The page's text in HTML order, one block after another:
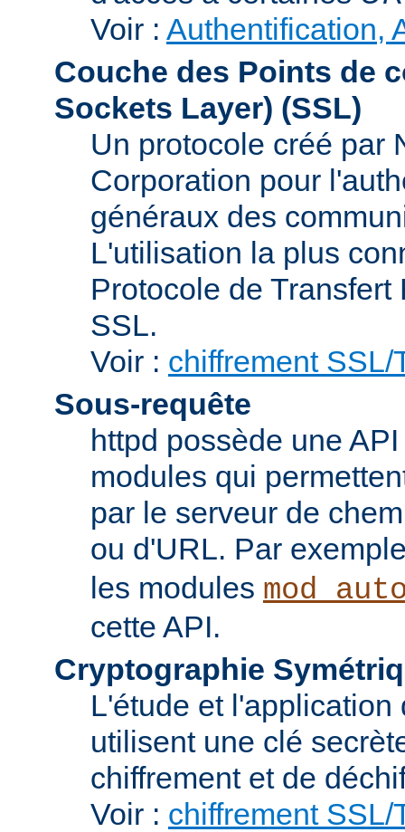
Voir : Authentification,
Couche des Points de
Sockets Layer) (SSL)
Un protocole créé par
Corporation pour
généraux des
L'utilisation la plus
Protocole de
SSL.
Voir : chiffrement SSL/
Sous-requête
httpd possède une
modules qui
par le serveur de
ou d'URL. Par
les modules
cette API.
Cryptographie
L'étude et
utilisent une clé
chiffrement et de
Voir : chiffrement SSL/